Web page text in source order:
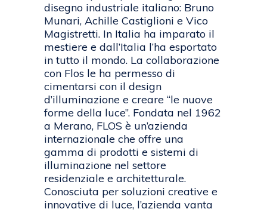
disegno industriale italiano: Bruno
Munari, Achille Castiglioni e Vico
Magistretti. In Italia ha imparato il
mestiere e dall’Italia l’ha esportato
in tutto il mondo. La collaborazione
con Flos le ha permesso di
cimentarsi con il design
d’illuminazione e creare “le nuove
forme della luce”. Fondata nel 1962
a Merano, FLOS è un’azienda
internazionale che offre una
gamma di prodotti e sistemi di
illuminazione nel settore
residenziale e architetturale.
Conosciuta per soluzioni creative e
innovative di luce, l’azienda vanta